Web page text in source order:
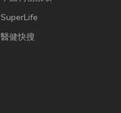
SuperLife
醫健快搜